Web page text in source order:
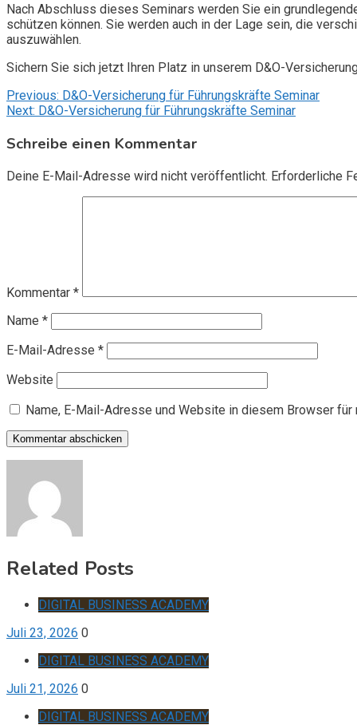
Nach Abschluss dieses Seminars werden Sie ein
schützen können. Sie werden auch in der Lage sein, die
auszuwählen.
Sichern Sie sich jetzt Ihren Platz in unserem D&O-
Beitragsnavigation
Previous: D&O-Versicherung für Führungskräfte Seminar
Next: D&O-Versicherung für Führungskräfte Seminar
Schreibe einen Kommentar
Deine E-Mail-Adresse wird nicht veröffentlicht. Erforderliche
Kommentar *
Name *
E-Mail-Adresse *
Website
Name, E-Mail-Adresse und Website in diesem Browser
Related Posts
DIGITAL BUSINESS ACADEMY
Juli 23, 2026 0
DIGITAL BUSINESS ACADEMY
Juli 21, 2026 0
DIGITAL BUSINESS ACADEMY